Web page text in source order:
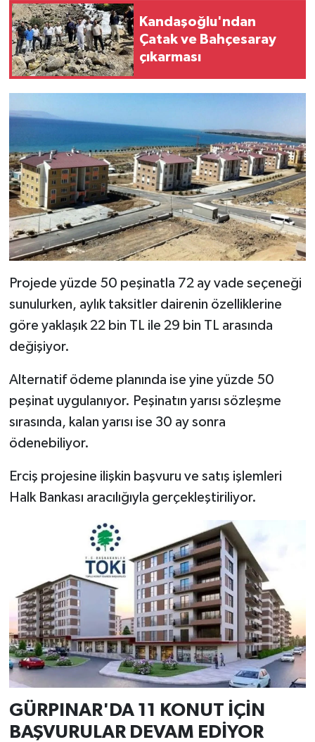
Kandaşoğlu'ndan
Çatak ve Bahçesaray
çıkarması
Projede yüzde 50 peşinatla 72 ay vade seçeneği
sunulurken, aylık taksitler dairenin özelliklerine
göre yaklaşık 22 bin TL ile 29 bin TL arasında
değişiyor.
Alternatif ödeme planında ise yine yüzde 50
peşinat uygulanıyor. Peşinatın yarısı sözleşme
sırasında, kalan yarısı ise 30 ay sonra
ödenebiliyor.
Erciş projesine ilişkin başvuru ve satış işlemleri
Halk Bankası aracılığıyla gerçekleştiriliyor.
GÜRPINAR'DA 11 KONUT İÇİN
BAŞVURULAR DEVAM EDİYOR